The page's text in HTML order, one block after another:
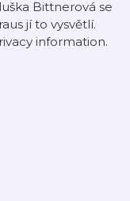
Bittnerová se
jí to vysvětlí.
information.